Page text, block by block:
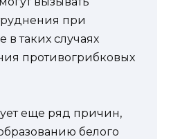
при
в таких случаях
противогрибковых
еще ряд причин,
белого